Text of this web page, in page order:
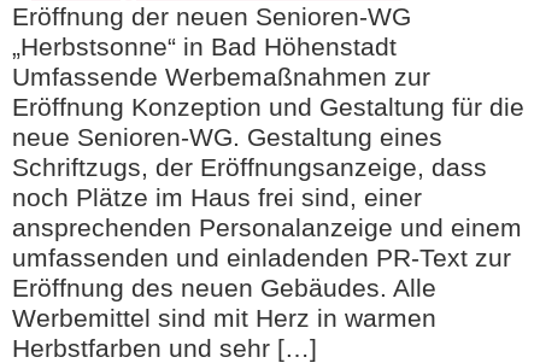
Eröffnung der neuen Senioren-WG
„Herbstsonne“ in Bad Höhenstadt
Umfassende Werbemaßnahmen zur
Eröffnung Konzeption und Gestaltung für die
neue Senioren-WG. Gestaltung eines
Schriftzugs, der Eröffnungsanzeige, dass
noch Plätze im Haus frei sind, einer
ansprechenden Personalanzeige und einem
umfassenden und einladenden PR-Text zur
Eröffnung des neuen Gebäudes. Alle
Werbemittel sind mit Herz in warmen
Herbstfarben und sehr […]